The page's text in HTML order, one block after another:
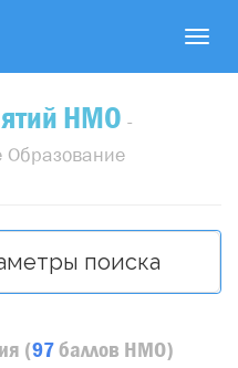
T
a
НМО -
поиска
(97баллов НМО)